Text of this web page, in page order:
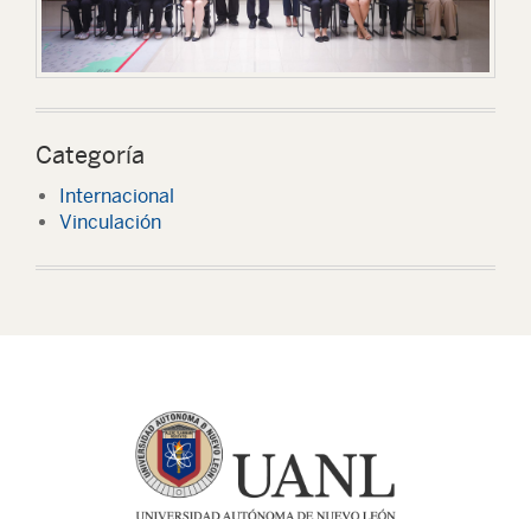
Categoría
Internacional
Vinculación